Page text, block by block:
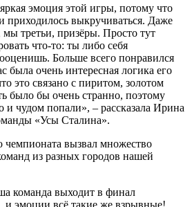
эмоция этой игры, потому что
приходилось выкручиваться. Даже
мы третьи, призёры. Просто тут
что-то: ты либо себя
Больше всего понравился
была очень интересная логика его
это связано с пиритом, золотом
было бы очень странно, поэтому
и чудом попали», – рассказала Ирина
«Усы Сталина».
вызвал множество
из разных городов нашей
команда выходит в финал
и эмоции всё такие же взрывные!